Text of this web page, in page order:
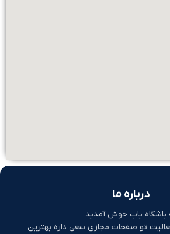
درباره ما
باشگاه یاب خوش آمدید
تو صفحات مجازی سعی داره بهترین